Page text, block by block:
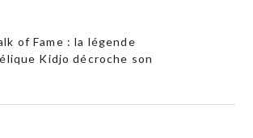
of Fame : la légende
Kidjo décroche son